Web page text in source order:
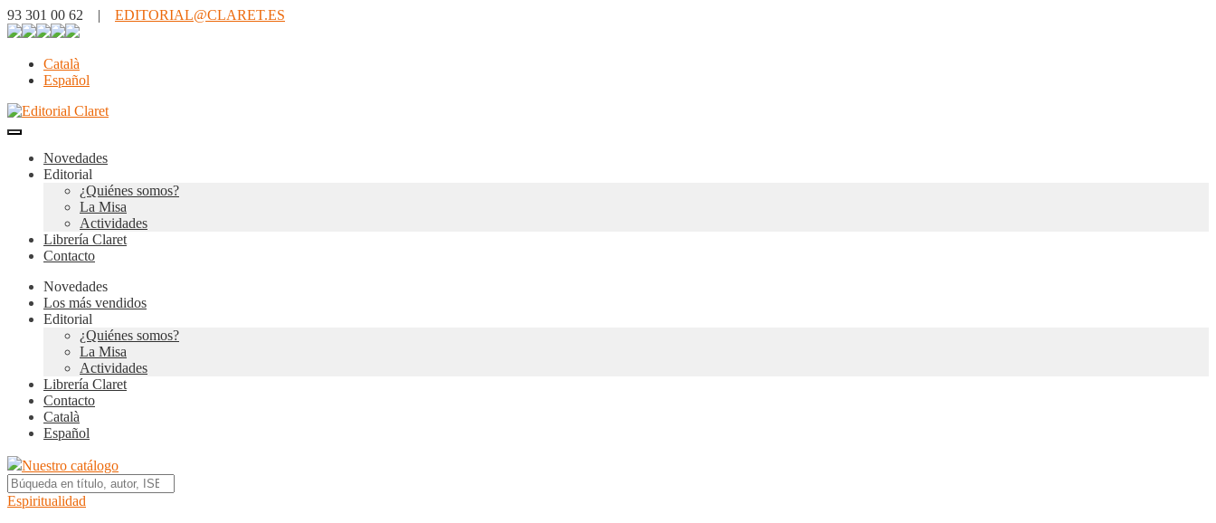
93 301 00 62 | EDITORIAL@CLARET.ES
Català
Español
Novedades
Editorial
¿Quiénes somos?
La Misa
Actividades
Librería Claret
Contacto
Novedades
Los más vendidos
Editorial
¿Quiénes somos?
La Misa
Actividades
Librería Claret
Contacto
Català
Español
Nuestro catálogo
Espiritualidad